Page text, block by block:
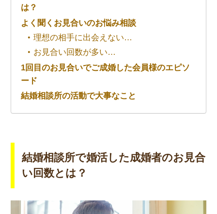
は？
よく聞くお見合いのお悩み相談
理想の相手に出会えない…
お見合い回数が多い…
1回目のお見合いでご成婚した会員様のエピソ
ード
結婚相談所の活動で大事なこと
結婚相談所で婚活した成婚者のお見合
い回数とは？